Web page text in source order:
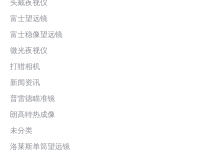
头戴夜视仪
富士望远镜
富士稳像望远镜
微光夜视仪
打猎相机
新闻资讯
普雷德瞄准镜
朗高特热成像
未分类
洛莱斯单筒望远镜